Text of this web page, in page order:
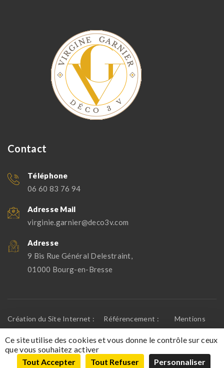
Contact
Téléphone
06 60 83 76 94
Adresse Mail
virginie.garnier@deco3v.com
Adresse
9 Bis Rue Général Delestraint,
01000 Bourg-en-Bresse
Création du Site Internet :
Référencement :
Mentions
Ce site utilise des cookies et vous donne le contrôle sur ceux
que vous souhaitez activer
Tout Accepter
Tout Refuser Personnaliser